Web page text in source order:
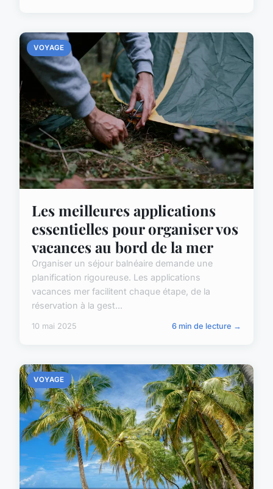
VOYAGE
Les meilleures applications
essentielles pour organiser vos
vacances au bord de la mer
Organiser un séjour balnéaire demande une
planification rigoureuse. Les applications
vacances mer facilitent chaque étape, de la
réservation à la gest...
10 mai 2025 6 min de lecture →
VOYAGE